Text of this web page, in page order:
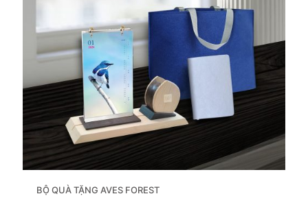
BỘ QUÀ TẶNG AVES FOREST